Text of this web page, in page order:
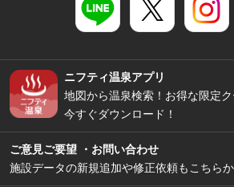
ニフティ温泉アプリ
地図から温泉検索！お得な限定ク
今すぐダウンロード！
ご意見ご要望 ・お問い合わせ
施設データの新規追加や修正依頼もこちら